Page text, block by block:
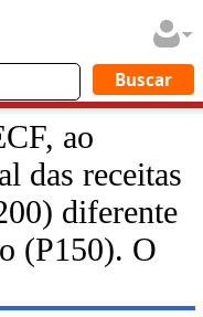
ao
das receitas
diferente
(P150). O